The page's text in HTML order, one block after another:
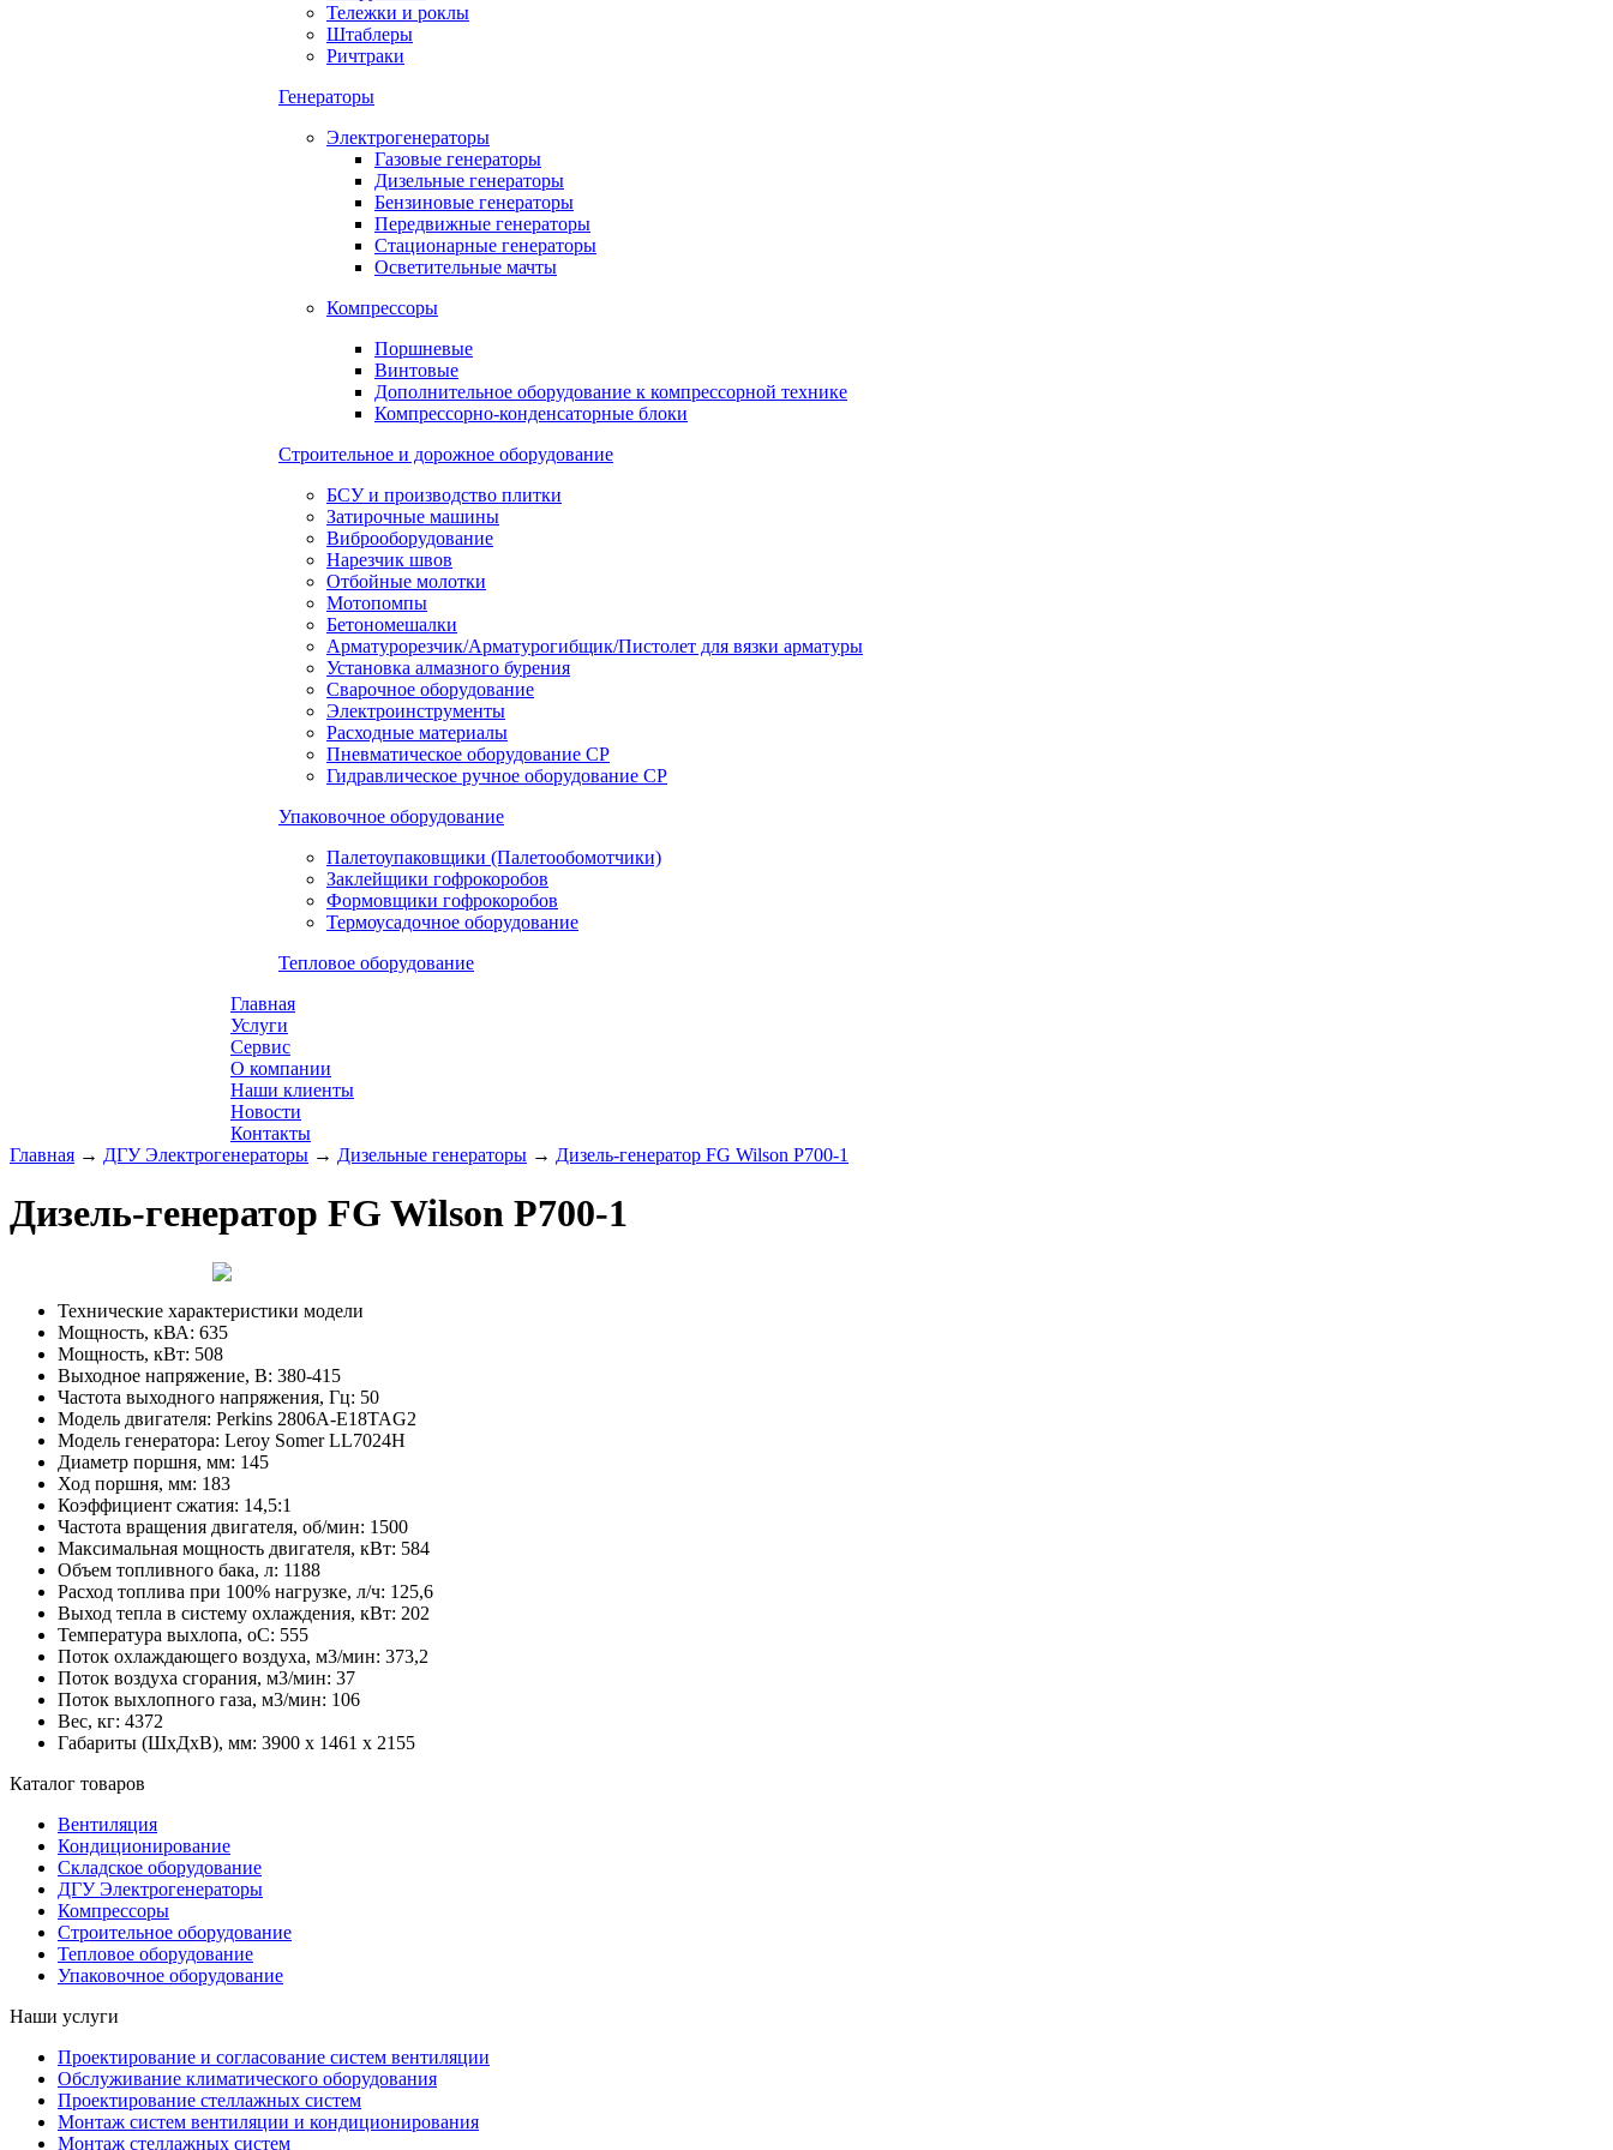
Тележки и роклы
Штаблеры
Ричтраки
Генераторы
Электрогенераторы
Газовые генераторы
Дизельные генераторы
Бензиновые генераторы
Передвижные генераторы
Стационарные генераторы
Осветительные мачты
Компрессоры
Поршневые
Винтовые
Дополнительное оборудование к компрессорной технике
Компрессорно-конденсаторные блоки
Строительное и дорожное оборудование
БСУ и производство плитки
Затирочные машины
Виброоборудование
Нарезчик швов
Отбойные молотки
Мотопомпы
Бетономешалки
Арматурорезчик/Арматурогибщик/Пистолет для вязки арматуры
Установка алмазного бурения
Сварочное оборудование
Электроинструменты
Расходные материалы
Пневматическое оборудование CP
Гидравлическое ручное оборудование CP
Упаковочное оборудование
Палетоупаковщики (Палетообомотчики)
Заклейщики гофрокоробов
Формовщики гофрокоробов
Термоусадочное оборудование
Тепловое оборудование
Главная
Услуги
Сервис
О компании
Наши клиенты
Новости
Контакты
Главная → ДГУ Электрогенераторы → Дизельные генераторы → Дизель-генератор FG Wilson P700-1
Дизель-генератор FG Wilson P700-1
Технические характеристики модели
Мощность, кВА: 635
Мощность, кВт: 508
Выходное напряжение, В: 380-415
Частота выходного напряжения, Гц: 50
Модель двигателя: Perkins 2806A-E18TAG2
Модель генератора: Leroy Somer LL7024H
Диаметр поршня, мм: 145
Ход поршня, мм: 183
Коэффициент сжатия: 14,5:1
Частота вращения двигателя, об/мин: 1500
Максимальная мощность двигателя, кВт: 584
Объем топливного бака, л: 1188
Расход топлива при 100% нагрузке, л/ч: 125,6
Выход тепла в систему охлаждения, кВт: 202
Температура выхлопа, oC: 555
Поток охлаждающего воздуха, м3/мин: 373,2
Поток воздуха сгорания, м3/мин: 37
Поток выхлопного газа, м3/мин: 106
Вес, кг: 4372
Габариты (ШхДхВ), мм: 3900 x 1461 x 2155
Каталог товаров
Вентиляция
Кондиционирование
Складское оборудование
ДГУ Электрогенераторы
Компрессоры
Строительное оборудование
Тепловое оборудование
Упаковочное оборудование
Наши услуги
Проектирование и согласование систем вентиляции
Обслуживание климатического оборудования
Проектирование стеллажных систем
Монтаж систем вентиляции и кондиционирования
Монтаж стеллажных систем